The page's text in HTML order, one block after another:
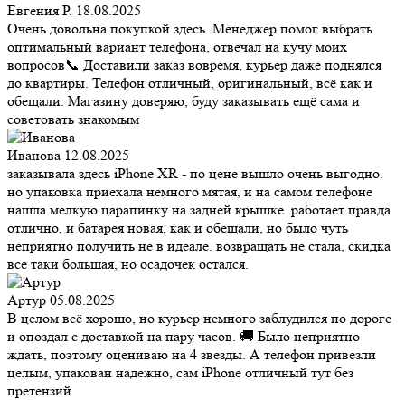
Евгения Р. 18.08.2025
Очень довольна покупкой здесь. Менеджер помог выбрать
оптимальный вариант телефона, отвечал на кучу моих
вопросов📞 Доставили заказ вовремя, курьер даже поднялся
до квартиры. Телефон отличный, оригинальный, всё как и
обещали. Магазину доверяю, буду заказывать ещё сама и
советовать знакомым
Иванова 12.08.2025
заказывала здесь iPhone XR - по цене вышло очень выгодно.
но упаковка приехала немного мятая, и на самом телефоне
нашла мелкую царапинку на задней крышке. работает правда
отлично, и батарея новая, как и обещали, но было чуть
неприятно получить не в идеале. возвращать не стала, скидка
все таки большая, но осадочек остался.
Артур 05.08.2025
В целом всё хорошо, но курьер немного заблудился по дороге
и опоздал с доставкой на пару часов. 🚚 Было неприятно
ждать, поэтому оцениваю на 4 звезды. А телефон привезли
целым, упакован надежно, сам iPhone отличный тут без
претензий